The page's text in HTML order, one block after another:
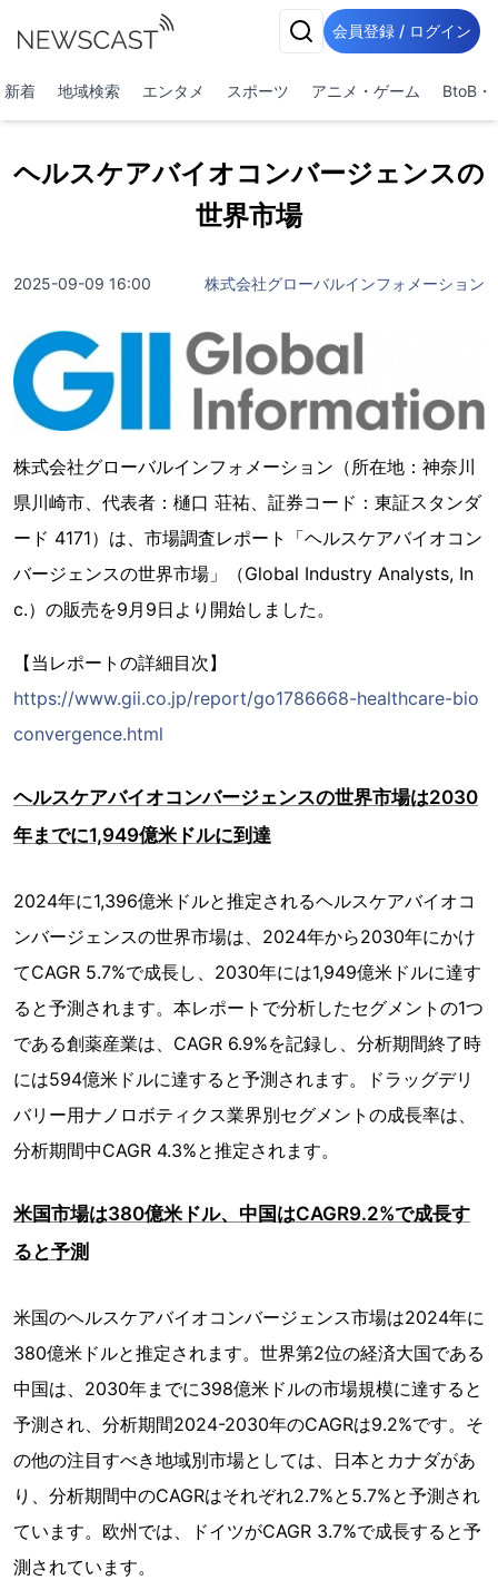
会員登録 / ログイン
新着 地域検索 エンタメ スポーツ アニメ・ゲーム BtoB・
ヘルスケアバイオコンバージェンスの
世界市場
2025-09-09 16:00 株式会社グローバルインフォメーション
株式会社グローバルインフォメーション（所在地：神奈川
県川崎市、代表者：樋口 荘祐、証券コード：東証スタンダ
ード 4171）は、市場調査レポート「ヘルスケアバイオコン
バージェンスの世界市場」（Global Industry Analysts, In
c.）の販売を9月9日より開始しました。
【当レポートの詳細目次】
https://www.gii.co.jp/report/go1786668-healthcare-bio
convergence.html
ヘルスケアバイオコンバージェンスの世界市場は2030
年までに1,949億米ドルに到達
2024年に1,396億米ドルと推定されるヘルスケアバイオコ
ンバージェンスの世界市場は、2024年から2030年にかけ
てCAGR 5.7%で成長し、2030年には1,949億米ドルに達す
ると予測されます。本レポートで分析したセグメントの1つ
である創薬産業は、CAGR 6.9%を記録し、分析期間終了時
には594億米ドルに達すると予測されます。ドラッグデリ
バリー用ナノロボティクス業界別セグメントの成長率は、
分析期間中CAGR 4.3%と推定されます。
米国市場は380億米ドル、中国はCAGR9.2%で成長す
ると予測
米国のヘルスケアバイオコンバージェンス市場は2024年に
380億米ドルと推定されます。世界第2位の経済大国である
中国は、2030年までに398億米ドルの市場規模に達すると
予測され、分析期間2024-2030年のCAGRは9.2%です。そ
の他の注目すべき地域別市場としては、日本とカナダがあ
り、分析期間中のCAGRはそれぞれ2.7%と5.7%と予測され
ています。欧州では、ドイツがCAGR 3.7%で成長すると予
測されています。